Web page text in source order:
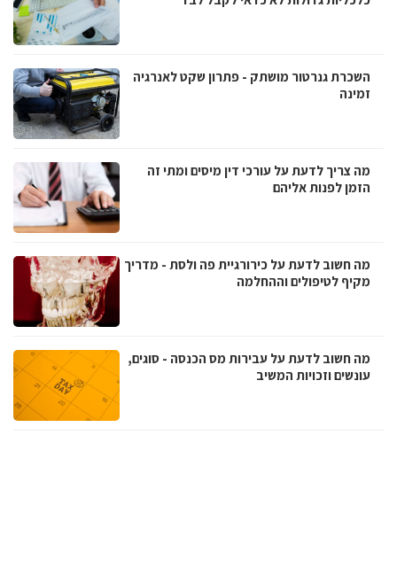
השכרת גנרטור מושתק - פתרון שקט לאנרגיה
זמינה
מה צריך לדעת על עורכי דין מיסים ומתי זה
הזמן לפנות אליהם
מה חשוב לדעת על כירורגיית פה ולסת - מדריך
מקיף לטיפולים וההחלמה
מה חשוב לדעת על עבירות מס הכנסה - סוגים,
עונשים וזכויות המשיב